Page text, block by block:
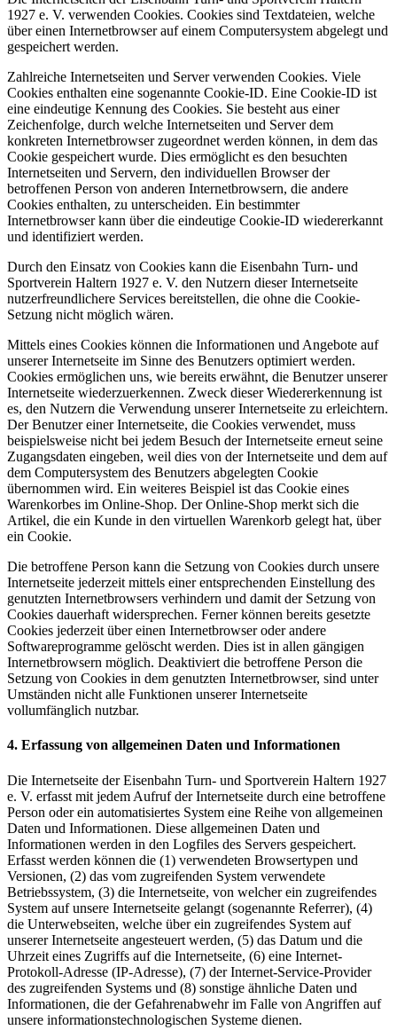
1927 e. V. verwenden Cookies. Cookies sind Textdateien, welche
über einen Internetbrowser auf einem Computersystem abgelegt und
gespeichert werden.
Zahlreiche Internetseiten und Server verwenden Cookies. Viele
Cookies enthalten eine sogenannte Cookie-ID. Eine Cookie-ID ist
eine eindeutige Kennung des Cookies. Sie besteht aus einer
Zeichenfolge, durch welche Internetseiten und Server dem
konkreten Internetbrowser zugeordnet werden können, in dem das
Cookie gespeichert wurde. Dies ermöglicht es den besuchten
Internetseiten und Servern, den individuellen Browser der
betroffenen Person von anderen Internetbrowsern, die andere
Cookies enthalten, zu unterscheiden. Ein bestimmter
Internetbrowser kann über die eindeutige Cookie-ID wiedererkannt
und identifiziert werden.
Durch den Einsatz von Cookies kann die Eisenbahn Turn- und
Sportverein Haltern 1927 e. V. den Nutzern dieser Internetseite
nutzerfreundlichere Services bereitstellen, die ohne die Cookie-
Setzung nicht möglich wären.
Mittels eines Cookies können die Informationen und Angebote auf
unserer Internetseite im Sinne des Benutzers optimiert werden.
Cookies ermöglichen uns, wie bereits erwähnt, die Benutzer unserer
Internetseite wiederzuerkennen. Zweck dieser Wiedererkennung ist
es, den Nutzern die Verwendung unserer Internetseite zu erleichtern.
Der Benutzer einer Internetseite, die Cookies verwendet, muss
beispielsweise nicht bei jedem Besuch der Internetseite erneut seine
Zugangsdaten eingeben, weil dies von der Internetseite und dem auf
dem Computersystem des Benutzers abgelegten Cookie
übernommen wird. Ein weiteres Beispiel ist das Cookie eines
Warenkorbes im Online-Shop. Der Online-Shop merkt sich die
Artikel, die ein Kunde in den virtuellen Warenkorb gelegt hat, über
ein Cookie.
Die betroffene Person kann die Setzung von Cookies durch unsere
Internetseite jederzeit mittels einer entsprechenden Einstellung des
genutzten Internetbrowsers verhindern und damit der Setzung von
Cookies dauerhaft widersprechen. Ferner können bereits gesetzte
Cookies jederzeit über einen Internetbrowser oder andere
Softwareprogramme gelöscht werden. Dies ist in allen gängigen
Internetbrowsern möglich. Deaktiviert die betroffene Person die
Setzung von Cookies in dem genutzten Internetbrowser, sind unter
Umständen nicht alle Funktionen unserer Internetseite
vollumfänglich nutzbar.
4. Erfassung von allgemeinen Daten und Informationen
Die Internetseite der Eisenbahn Turn- und Sportverein Haltern 1927
e. V. erfasst mit jedem Aufruf der Internetseite durch eine betroffene
Person oder ein automatisiertes System eine Reihe von allgemeinen
Daten und Informationen. Diese allgemeinen Daten und
Informationen werden in den Logfiles des Servers gespeichert.
Erfasst werden können die (1) verwendeten Browsertypen und
Versionen, (2) das vom zugreifenden System verwendete
Betriebssystem, (3) die Internetseite, von welcher ein zugreifendes
System auf unsere Internetseite gelangt (sogenannte Referrer), (4)
die Unterwebseiten, welche über ein zugreifendes System auf
unserer Internetseite angesteuert werden, (5) das Datum und die
Uhrzeit eines Zugriffs auf die Internetseite, (6) eine Internet-
Protokoll-Adresse (IP-Adresse), (7) der Internet-Service-Provider
des zugreifenden Systems und (8) sonstige ähnliche Daten und
Informationen, die der Gefahrenabwehr im Falle von Angriffen auf
unsere informationstechnologischen Systeme dienen.